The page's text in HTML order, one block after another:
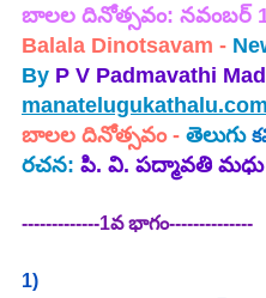
బాలల దినోత్సవం: నవంబర్
Balala Dinotsavam -
By P V Padmavathi
manatelugukathalu.com
బాలల దినోత్సవం - తెలుగు
రచన: పి. వి. పద్మావతి మధు
-------------1వ భాగం--------------
1)